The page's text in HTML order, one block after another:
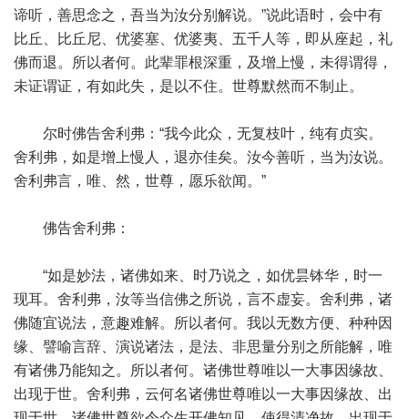
谛听，善思念之，吾当为汝分别解说。”说此语时，会中有
比丘、比丘尼、优婆塞、优婆夷、五千人等，即从座起，礼
佛而退。所以者何。此辈罪根深重，及增上慢，未得谓得，
未证谓证，有如此失，是以不住。世尊默然而不制止。
尔时佛告舍利弗：“我今此众，无复枝叶，纯有贞实。
舍利弗，如是增上慢人，退亦佳矣。汝今善听，当为汝说。
舍利弗言，唯、然，世尊，愿乐欲闻。”
佛告舍利弗：
“如是妙法，诸佛如来、时乃说之，如优昙钵华，时一
现耳。舍利弗，汝等当信佛之所说，言不虚妄。舍利弗，诸
佛随宜说法，意趣难解。所以者何。我以无数方便、种种因
缘、譬喻言辞、演说诸法，是法、非思量分别之所能解，唯
有诸佛乃能知之。所以者何。诸佛世尊唯以一大事因缘故、
出现于世。舍利弗，云何名诸佛世尊唯以一大事因缘故、出